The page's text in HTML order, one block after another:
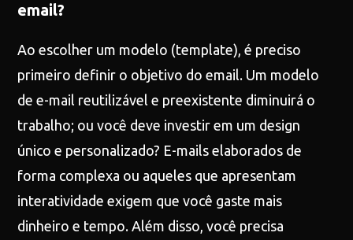
email?
Ao escolher um modelo (template), é preciso
primeiro definir o objetivo do email. Um modelo
de e-mail reutilizável e preexistente diminuirá o
trabalho; ou você deve investir em um design
único e personalizado? E-mails elaborados de
forma complexa ou aqueles que apresentam
interatividade exigem que você gaste mais
dinheiro e tempo. Além disso, você precisa